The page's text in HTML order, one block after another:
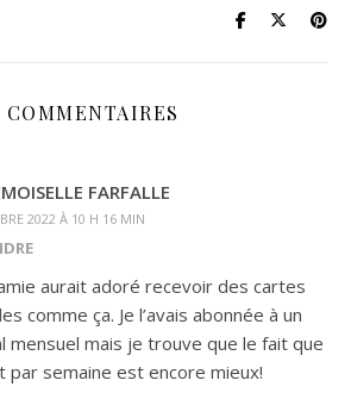
COMMENTAIRES
FARFALLE
2022 À 10 H 16 MIN
aurait adoré recevoir des cartes
comme ça. Je l’avais abonnée à un
mensuel mais je trouve que le fait que
par semaine est encore mieux!